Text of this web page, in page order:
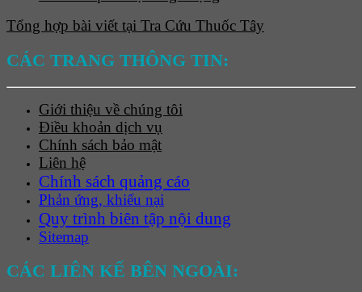
Tổng hợp bài viết tại Tra Cứu Thuốc Tây
CÁC TRANG THÔNG TIN:
Giới thiệu về chúng tôi
Điều khoản dịch vụ
Chính sách bảo mật
Liên hệ
Chính sách quảng cáo
Phản ứng, khiếu nại
Quy trình biên tập nội dung
Sitemap
CÁC LIÊN KẾ BÊN NGOÀI: